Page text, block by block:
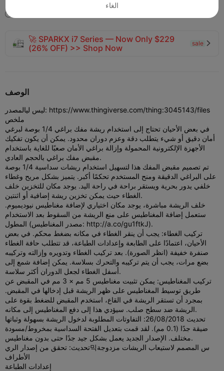

🚀 SPARKX i7 Series — Now Only $229
(26% OFF) >> Shop Now
sale 
الوصف
ليس ليالمصدر: https://www.thingiverse.com/thing:3045143/files
ملخص
في بعض الأحيان تحتاج إلى استخدام ريشة مفك براغي 1/4 بوصة لبرغي
أمان دقيق أو شيء يتطلب دقة وعزم دوران محدود. يمكن أن يكون تفكيك
الأجهزة الإلكترونية المحمولة وإزالة براغي الأمان صعبًا للغاية باستخدام
مقبض مفك براغي بالحجم العادي.
تم تصميم مقبض المفك هذا لتسهيل استخدام ريشات سداسية 1/4 بوصة
على البراغي الدقيقة ومنح المستخدم تحكمًا أكبر. يتميز بشكل مريح وغطاء
خلفي يدور بحرية ويستقر براحة في راحة اليد. يوجد مكان للتخزين خلف
الغطاء حيث يمكن تخزين ريشة إضافية أو اثنتين.
خلف الريشة مباشرة، يوجد مكان اختياري لإضافة مغناطيس نيوديميوم.
ستعمل إضافة المغناطيس على منع الريشة من السقوط بعد الاستخدام
المطول (مصدر المغناطيس: http://a.co/gu1ftkJ).
تركيب الغطاء: يجب أن ينقر الغطاء في مكانه بضغط محكم. في بعض
الأحيان، اعتمادًا على الطابعة وإعدادات الطباعة، قد تتطلب حافة الغطاء
صنفرة خفيفة (انظر الصورة). بعد تركيب الغطاء وتدويره وإزالته وتركيبه
بضع مرات، يجب أن يتم تركيبه والتحرك بسلاسة. يمكن إضافة شمع إلى
أسفل الغطاء لجعل الدوران أكثر سلاسة.
تركيب المغناطيس: يمكن تثبيت مغناطيس 5 مم × 3 مم في المقبض عن
طريق توسيط المغناطيس على ظهر الريشة قبل إدخالها في المقبض.
بمجرد أن تستقر الريشة في القاع، استخدم المقبض للضغط بقوة على
الريشة ضد سطح صلب. سيؤدي هذا إلى دفع المغناطيس إلى مكانه.
تحديث 26/08/2018: التفاوتات المطلوبة لدخول الريشة بسهولة وثباتها
ضيقة جدًا (0.1 مم). لقد قمت بتعديل الفتحة السداسية بمخروط/مسودة
مختلف. الإصدار الجديد يعمل بشكل جيد جدًا حتى بدون مغناطيس.
تحديث: تحقق من إصدار الري믹س المصمم لاستيعاب الريشات مزدوجة
الأطراف
إعدادات الطباعة
الغاء